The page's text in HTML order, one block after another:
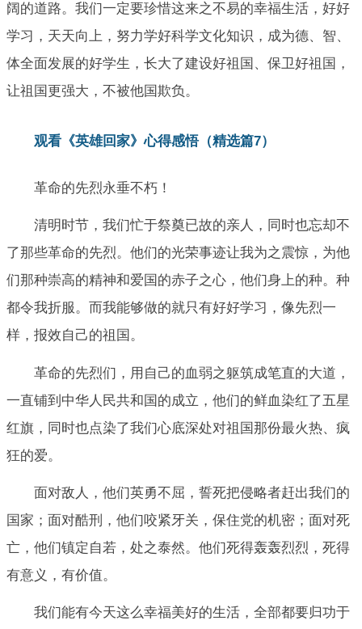
阔的道路。我们一定要珍惜这来之不易的幸福生活，好好
学习，天天向上，努力学好科学文化知识，成为德、智、
体全面发展的好学生，长大了建设好祖国、保卫好祖国，
让祖国更强大，不被他国欺负。
观看《英雄回家》心得感悟（精选篇7）
革命的先烈永垂不朽！
清明时节，我们忙于祭奠已故的亲人，同时也忘却不
了那些革命的先烈。他们的光荣事迹让我为之震惊，为他
们那种崇高的精神和爱国的赤子之心，他们身上的种。种
都令我折服。而我能够做的就只有好好学习，像先烈一
样，报效自己的祖国。
革命的先烈们，用自己的血弱之躯筑成笔直的大道，
一直铺到中华人民共和国的成立，他们的鲜血染红了五星
红旗，同时也点染了我们心底深处对祖国那份最火热、疯
狂的爱。
面对敌人，他们英勇不屈，誓死把侵略者赶出我们的
国家；面对酷刑，他们咬紧牙关，保住党的机密；面对死
亡，他们镇定自若，处之泰然。他们死得轰轰烈烈，死得
有意义，有价值。
我们能有今天这么幸福美好的生活，全部都要归功于